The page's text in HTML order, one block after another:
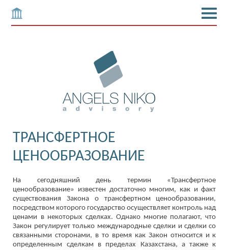
ТРАНСФЕРТНОЕ
ЦЕНООБРАЗОВАНИЕ
На сегодняшний день термин «Трансфертное
ценообразование» известен достаточно многим, как и факт
существования Закона о трансфертном ценообразовании,
посредством которого государство осуществляет контроль над
ценами в некоторых сделках. Однако многие полагают, что
Закон регулирует только международные сделки и сделки со
связанными сторонами, в то время как Закон относится и к
определенным сделкам в пределах Казахстана, а также к